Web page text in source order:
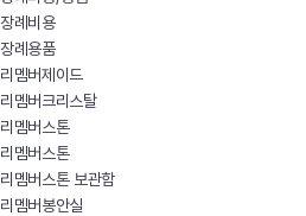
장례비용
장례용품
리멤버제이드
리멤버크리스탈
리멤버스톤
리멤버스톤
리멤버스톤 보관함
리멤버봉안실